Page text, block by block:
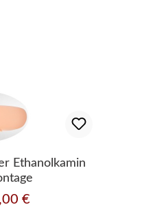
Ethanolkamin
€